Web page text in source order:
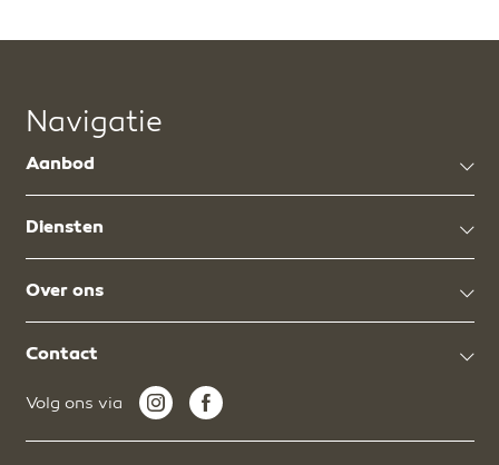
Navigatie
Aanbod
Diensten
Over ons
Contact
Volg ons via